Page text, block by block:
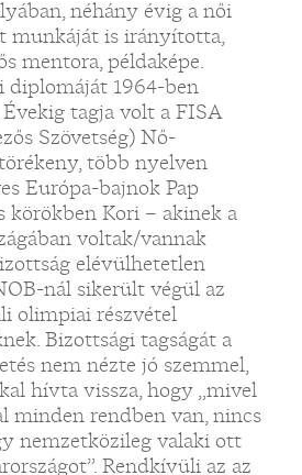
néhány évig a női
munkáját is irányította,
mentora, példaképe.
diplomáját 1964-ben
Évekig tagja volt a FISA
Szövetség) Nő-
több nyelven
Európa-bajnok Pap
körökben Kori – akinek a
voltak/vannak
elévülhetetlen
nál sikerült végül az
olimpiai részvétel
Bizottsági tagságát a
nem nézte jó szemmel,
hívta vissza, hogy „mivel
minden rendben van, nincs
nemzetközileg valaki ott
Rendkívüli az az